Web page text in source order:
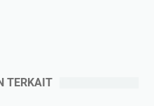
TERKAIT